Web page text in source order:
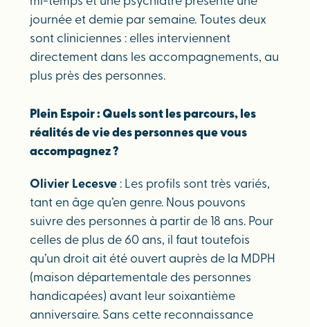
journée et demie par semaine. Toutes deux
sont cliniciennes : elles interviennent
directement dans les accompagnements, au
plus près des personnes.
Plein Espoir : Quels sont les parcours, les
réalités de vie des personnes que vous
accompagnez ?
Olivier Lecesve: Les profils sont très variés,
tant en âge qu’en genre. Nous pouvons
suivre des personnes à partir de 18 ans. Pour
celles de plus de 60 ans, il faut toutefois
qu’un droit ait été ouvert auprès de la MDPH
(maison départementale des personnes
handicapées) avant leur soixantième
anniversaire. Sans cette reconnaissance